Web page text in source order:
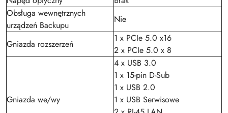
Obsługa wewnętrznych
urządzeń Backupu
Nie
Gniazda rozszerzeń
1 x PCIe 5.0 x16
2 x PCIe 5.0 x 8
Gniazda we/wy
4 x USB 3.0
1 x 15-pin D-Sub
1 x USB 2.0
1 x USB Serwisowe